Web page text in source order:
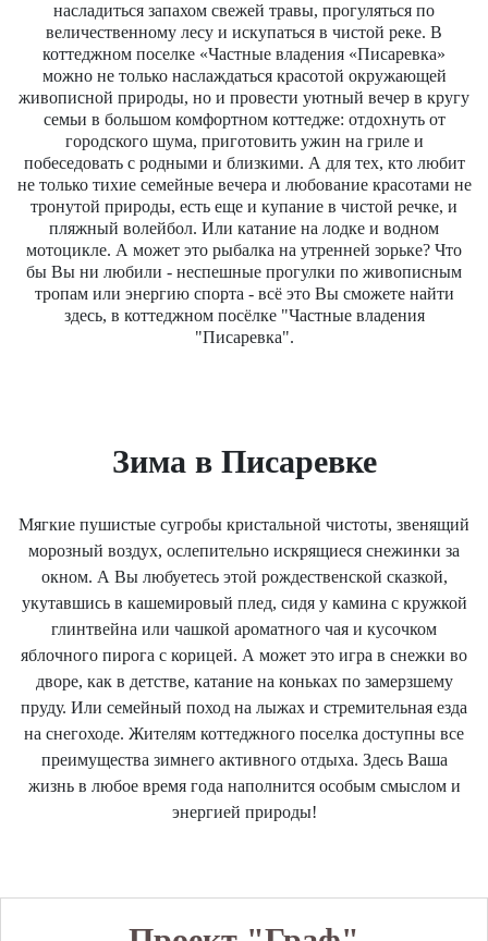
насладиться запахом свежей травы, прогуляться по
величественному лесу и искупаться в чистой реке. В
коттеджном поселке «Частные владения «Писаревка»
можно не только наслаждаться красотой окружающей
живописной природы, но и провести уютный вечер в кругу
семьи в большом комфортном коттедже: отдохнуть от
городского шума, приготовить ужин на гриле и
побеседовать с родными и близкими. А для тех, кто любит
не только тихие семейные вечера и любование красотами не
тронутой природы, есть еще и купание в чистой речке, и
пляжный волейбол. Или катание на лодке и водном
мотоцикле. А может это рыбалка на утренней зорьке? Что
бы Вы ни любили - неспешные прогулки по живописным
тропам или энергию спорта - всё это Вы сможете найти
здесь, в коттеджном посёлке "Частные владения
"Писаревка".
Зима в Писаревке
Мягкие пушистые сугробы кристальной чистоты, звенящий
морозный воздух, ослепительно искрящиеся снежинки за
окном. А Вы любуетесь этой рождественской сказкой,
укутавшись в кашемировый плед, сидя у камина с кружкой
глинтвейна или чашкой ароматного чая и кусочком
яблочного пирога с корицей. А может это игра в снежки во
дворе, как в детстве, катание на коньках по замерзшему
пруду. Или семейный поход на лыжах и стремительная езда
на снегоходе. Жителям коттеджного поселка доступны все
преимущества зимнего активного отдыха. Здесь Ваша
жизнь в любое время года наполнится особым смыслом и
энергией природы!